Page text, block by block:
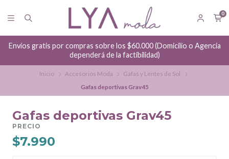
0
Envíos gratis por compras sobre los $60.000 (Domicilio o Agencia
dependerá de la factibilidad)
Inicio Accesorios Moda
Gafas y Lentes de Sol
Gafas deportivas Grav45
Gafas deportivas Grav45
PRECIO
$7.990